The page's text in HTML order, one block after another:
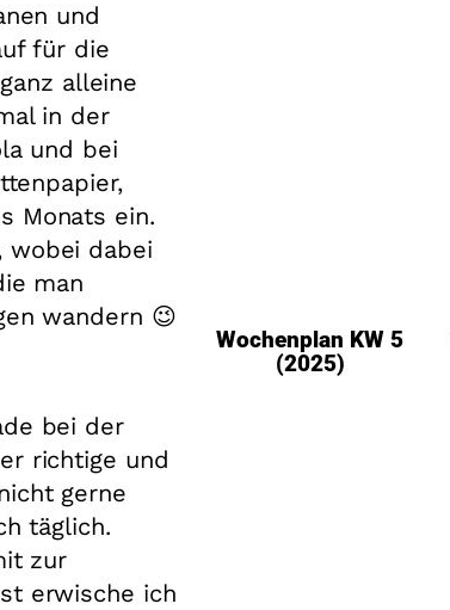
und
für die
alleine
in der
und bei
Monats ein.
wobei dabei
man
wandern 😉
bei der
richtige und
gerne
täglich.
zur
erwische ich
Wochenplan KW 5
(2025)